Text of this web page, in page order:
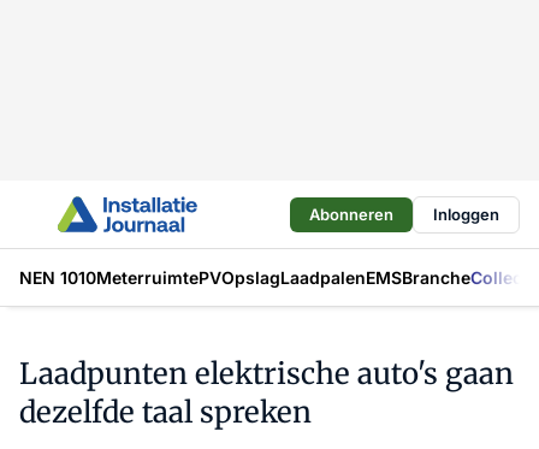
Abonneren Inloggen
NEN 1010MeterruimtePVOpslagLaadpalenEMSBranche
Laadpunten elektrische auto's gaan
dezelfde taal spreken